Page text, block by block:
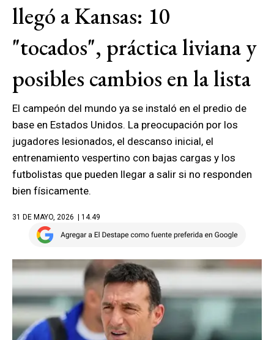
llegó a Kansas: 10
"tocados", práctica liviana y
posibles cambios en la lista
El campeón del mundo ya se instaló en el predio de
base en Estados Unidos. La preocupación por los
jugadores lesionados, el descanso inicial, el
entrenamiento vespertino con bajas cargas y los
futbolistas que pueden llegar a salir si no responden
bien físicamente.
31 DE MAYO, 2026 | 14.49